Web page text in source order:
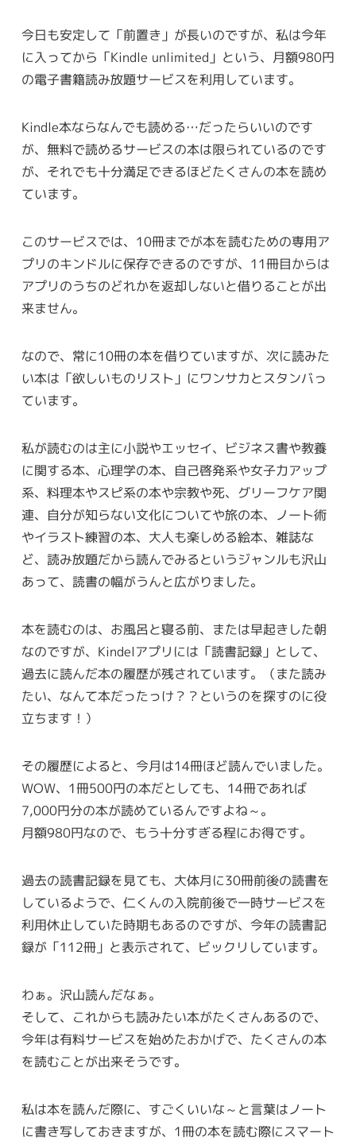
今日も安定して「前置き」が長いのですが、私は今年
に入ってから「Kindle unlimited」という、月額980円
の電子書籍読み放題サービスを利用しています。
Kindle本ならなんでも読める…だったらいいのです
が、無料で読めるサービスの本は限られているのです
が、それでも十分満足できるほどたくさんの本を読め
ています。
このサービスでは、10冊までが本を読むための専用ア
プリのキンドルに保存できるのですが、11冊目からは
アプリのうちのどれかを返却しないと借りることが出
来ません。
なので、常に10冊の本を借りていますが、次に読みた
い本は「欲しいものリスト」にワンサカとスタンバっ
ています。
私が読むのは主に小説やエッセイ、ビジネス書や教養
に関する本、心理学の本、自己啓発系や女子力アップ
系、料理本やスピ系の本や宗教や死、グリーフケア関
連、自分が知らない文化についてや旅の本、ノート術
やイラスト練習の本、大人も楽しめる絵本、雑誌な
ど、読み放題だから読んでみるというジャンルも沢山
あって、読書の幅がうんと広がりました。
本を読むのは、お風呂と寝る前、または早起きした朝
なのですが、Kindelアプリには「読書記録」として、
過去に読んだ本の履歴が残されています。（また読み
たい、なんて本だったっけ？？というのを探すのに役
立ちます！）
その履歴によると、今月は14冊ほど読んでいました。
WOW、1冊500円の本だとしても、14冊であれば
7,000円分の本が読めているんですよね～。
月額980円なので、もう十分すぎる程にお得です。
過去の読書記録を見ても、大体月に30冊前後の読書を
しているようで、仁くんの入院前後で一時サービスを
利用休止していた時期もあるのですが、今年の読書記
録が「112冊」と表示されて、ビックリしています。
わぁ。沢山読んだなぁ。
そして、これからも読みたい本がたくさんあるので、
今年は有料サービスを始めたおかげで、たくさんの本
を読むことが出来そうです。
私は本を読んだ際に、すごくいいな～と言葉はノート
に書き写しておきますが、1冊の本を読む際にスマート